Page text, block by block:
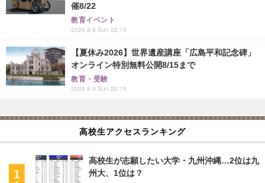
催8/22
教育イベント
2026.8.9 Sun 22:15
【夏休み2026】世界遺産講座「広島平和記念碑」
オンライン特別無料公開8/15まで
教育・受験
2026.8.9 Sun 20:15
高校生アクセスランキング
高校生が志願したい大学・九州沖縄…2位は九
州大、1位は？